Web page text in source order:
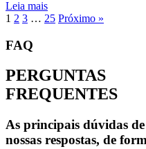
Leia mais
1 2 3 … 25 Próximo »
FAQ
PERGUNTAS
FREQUENTES
As principais dúvidas
nossas respostas, de